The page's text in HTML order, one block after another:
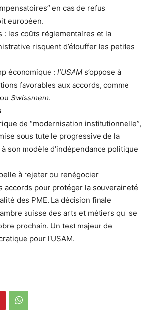
en cas de refus
européen.
: les coûts réglementaires et la
risquent d’étouffer les petites
économique : l’USAM s’oppose à
favorables aux accords, comme
ou Swissmem.
de “modernisation institutionnelle”,
sous tutelle progressive de la
son modèle d’indépendance politique
à rejeter ou renégocier
accords pour protéger la souveraineté
des PME. La décision finale
suisse des arts et métiers qui se
prochain. Un test majeur de
pour l’USAM.